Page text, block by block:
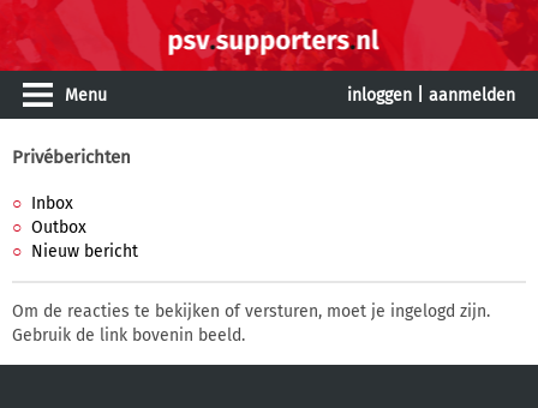
Menu inloggen aanmelden
Privéberichten
Inbox
Outbox
Nieuw bericht
Om de reacties te bekijken of versturen, moet je ingelogd zijn.
Gebruik de link bovenin beeld.